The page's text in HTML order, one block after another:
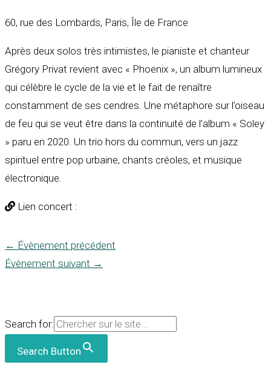
60, rue des Lombards, Paris, Île de France
Après deux solos très intimistes, le pianiste et chanteur
Grégory Privat revient avec « Phoenix », un album lumineux
qui célèbre le cycle de la vie et le fait de renaître
constamment de ses cendres. Une métaphore sur l’oiseau
de feu qui se veut être dans la continuité de l’album « Soley
» paru en 2020. Un trio hors du commun, vers un jazz
spirituel entre pop urbaine, chants créoles, et musique
électronique.
Lien concert :
← Évènement précédent
Évènement suivant →
Search for:
Search Button